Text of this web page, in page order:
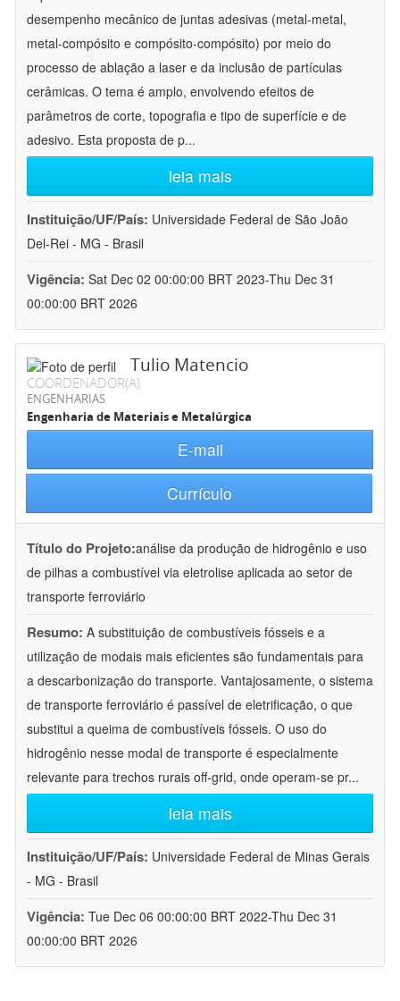
desempenho mecânico de juntas adesivas (metal-metal,
metal-compósito e compósito-compósito) por meio do
processo de ablação a laser e da inclusão de partículas
cerâmicas. O tema é amplo, envolvendo efeitos de
parâmetros de corte, topografia e tipo de superfície e de
adesivo. Esta proposta de p...
leia mais
Instituição/UF/País: Universidade Federal de São João
Del-Rei - MG - Brasil
Vigência: Sat Dec 02 00:00:00 BRT 2023-Thu Dec 31
00:00:00 BRT 2026
Tulio Matencio
COORDENADOR(A)
ENGENHARIAS
Engenharia de Materiais e Metalúrgica
E-mail
Currículo
Título do Projeto:análise da produção de hidrogênio e uso
de pilhas a combustível via eletrolise aplicada ao setor de
transporte ferroviário
Resumo: A substituição de combustíveis fósseis e a
utilização de modais mais eficientes são fundamentais para
a descarbonização do transporte. Vantajosamente, o sistema
de transporte ferroviário é passível de eletrificação, o que
substitui a queima de combustíveis fósseis. O uso do
hidrogênio nesse modal de transporte é especialmente
relevante para trechos rurais off-grid, onde operam-se pr...
leia mais
Instituição/UF/País: Universidade Federal de Minas Gerais
- MG - Brasil
Vigência: Tue Dec 06 00:00:00 BRT 2022-Thu Dec 31
00:00:00 BRT 2026